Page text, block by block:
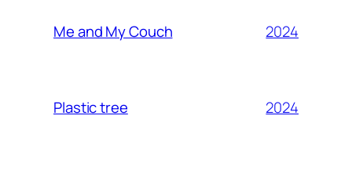
Me and My Couch 2024
Plastic tree 2024